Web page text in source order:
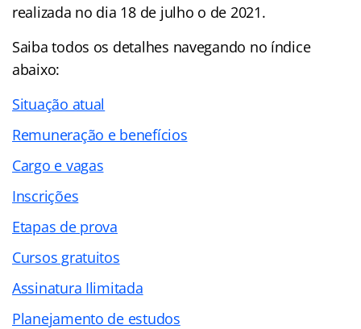
realizada no dia 18 de julho o de 2021.
Saiba todos os detalhes navegando no índice
abaixo:
Situação atual
Remuneração e benefícios
Cargo e vagas
Inscrições
Etapas de prova
Cursos gratuitos
Assinatura Ilimitada
Planejamento de estudos